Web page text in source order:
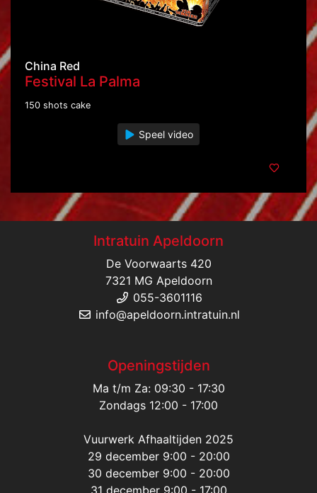
China Red
Festival La Palma
150 shots cake
Speel video
Intratuin Apeldoorn
De Voorwaarts 420
7321 MG Apeldoorn
055-3601116
info@apeldoorn.intratuin.nl
Openingstijden
Ma t/m Za: 09:30 - 17:30
Zondags 12:00 - 17:00
Vuurwerk Afhaaltijden 2025
29 december 9:00 - 20:00
30 december 9:00 - 20:00